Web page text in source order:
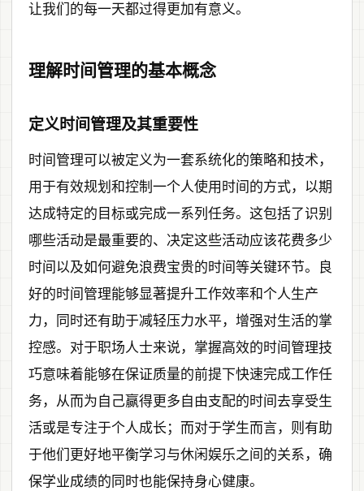
让我们的每一天都过得更加有意义。
理解时间管理的基本概念
定义时间管理及其重要性
时间管理可以被定义为一套系统化的策略和技术，
用于有效规划和控制一个人使用时间的方式，以期
达成特定的目标或完成一系列任务。这包括了识别
哪些活动是最重要的、决定这些活动应该花费多少
时间以及如何避免浪费宝贵的时间等关键环节。良
好的时间管理能够显著提升工作效率和个人生产
力，同时还有助于减轻压力水平，增强对生活的掌
控感。对于职场人士来说，掌握高效的时间管理技
巧意味着能够在保证质量的前提下快速完成工作任
务，从而为自己赢得更多自由支配的时间去享受生
活或是专注于个人成长；而对于学生而言，则有助
于他们更好地平衡学习与休闲娱乐之间的关系，确
保学业成绩的同时也能保持身心健康。